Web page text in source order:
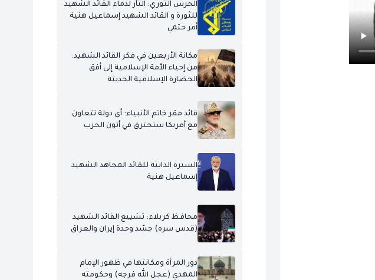
الحرس الثوري: الثأر لدماء القائد الشهيد
للثورة و القائد الشهيد إسماعيل هنية
أمر حتمي
مكانة الأربعين في فكر القائد الشهيد:
من إحياء الأمة الإسلامية إلى أفق
الحضارة الإسلامية الحديثة
قائد مقر خاتم الأنبياء: أي دولة تتعاون
مع أمريكا ستحترق في أتون الحرب
السيرة الذاتية للقائد المجاهد الشهيد
إسماعيل هنية
محافظ كربلاء: تشييع القائد الشهيد
(قدس سره) جسّد وحدة إيران والعراق
دور المرأة ومكانتها في ظهور الإمام
المهدي (عجل الله فرجه) وحكومته